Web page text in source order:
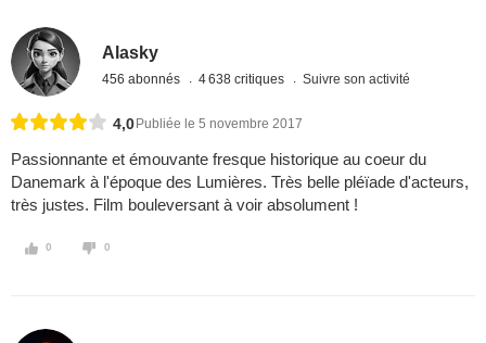
Alasky
456 abonnés 4 638 critiques Suivre son activité
4,0 Publiée le 5 novembre 2017
Passionnante et émouvante fresque historique au coeur du
Danemark à l'époque des Lumières. Très belle pléïade d'acteurs,
très justes. Film bouleversant à voir absolument !
0 0